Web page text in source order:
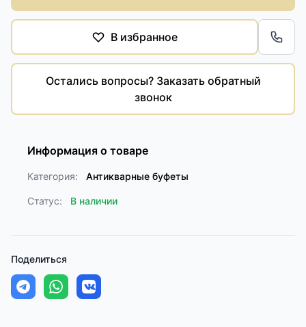
В избранное
Остались вопросы? Заказать обратный
звонок
Информация о товаре
Категория: Антикварные буфеты
Статус: В наличии
Поделиться